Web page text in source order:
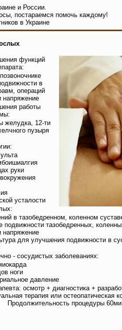
и России.
постараемся помочь каждому!
в Украине
функций
в
операций
работы
желудка, 12-ти
пузыря
руки
усталости
в тазобедренном, коленном
подвижности тазобедренных,
для улучшения подвижности в
- сосудистых заболеваниях:
ноги
давление
осмотр + диагностика +
терапия или остеопатическая
Продолжительность процедуры